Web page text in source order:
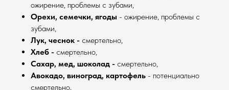
ожирение, проблемы с зубами,
Орехи, семечки, ягоды - ожирение, проблемы с
зубами,
Лук, чеснок - смертельно,
Хлеб - смертельно,
Сахар, мед, шоколад - смертельно,
Авокадо, виноград, картофель - потенциально
смертельно,